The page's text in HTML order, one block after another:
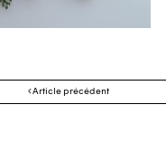
Article précédent